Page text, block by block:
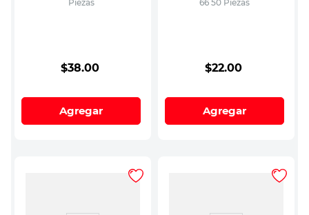
Piezas
$38.00
Agregar
66 50 Piezas
$22.00
Agregar